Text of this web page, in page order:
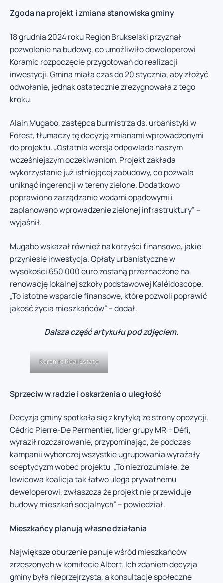
Zgoda na projekt i zmiana stanowiska gminy
18 grudnia 2024 roku Region Brukselski przyznał
pozwolenie na budowę, co umożliwiło deweloperowi
Koramic rozpoczęcie przygotowań do realizacji
inwestycji. Gmina miała czas do 20 stycznia, aby złożyć
odwołanie, jednak ostatecznie zrezygnowała z tego
kroku.
Alain Mugabo, zastępca burmistrza ds. urbanistyki w
Forest, tłumaczy tę decyzję zmianami wprowadzonymi
do projektu. „Ostatnia wersja odpowiada naszym
wcześniejszym oczekiwaniom. Projekt zakłada
wykorzystanie już istniejącej zabudowy, co pozwala
uniknąć ingerencji w tereny zielone. Dodatkowo
poprawiono zarządzanie wodami opadowymi i
zaplanowano wprowadzenie zielonej infrastruktury” –
wyjaśnił.
Mugabo wskazał również na korzyści finansowe, jakie
przyniesie inwestycja. Opłaty urbanistyczne w
wysokości 650 000 euro zostaną przeznaczone na
renowację lokalnej szkoły podstawowej Kaléidoscope.
„To istotne wsparcie finansowe, które pozwoli poprawić
jakość życia mieszkańców” – dodał.
Dalsza część artykułu pod zdjęciem.
Koramic Real Estate
Sprzeciw w radzie i oskarżenia o uległość
Decyzja gminy spotkała się z krytyką ze strony opozycji.
Cédric Pierre-De Permentier, lider grupy MR + Défi,
wyraził rozczarowanie, przypominając, że podczas
kampanii wyborczej wszystkie ugrupowania wyrażały
sceptycyzm wobec projektu. „To niezrozumiałe, że
lewicowa koalicja tak łatwo ulega prywatnemu
deweloperowi, zwłaszcza że projekt nie przewiduje
budowy mieszkań socjalnych” – powiedział.
Mieszkańcy planują własne działania
Największe oburzenie panuje wśród mieszkańców
zrzeszonych w komitecie Albert. Ich zdaniem decyzja
gminy była nieprzejrzysta, a konsultacje społeczne